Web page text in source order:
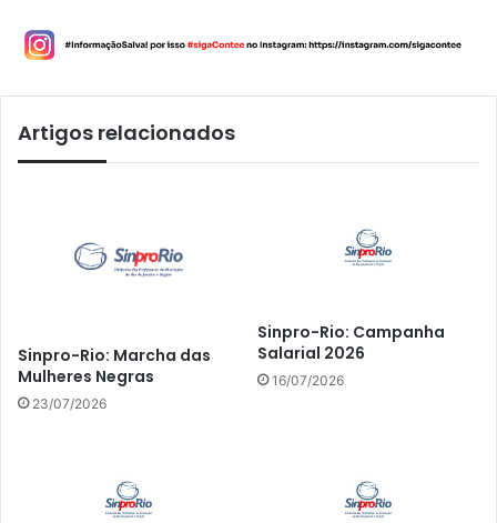
Artigos relacionados
Sinpro-Rio: Marcha das
Mulheres Negras
23/07/2026
Sinpro-Rio: Campanha
Salarial 2026
16/07/2026